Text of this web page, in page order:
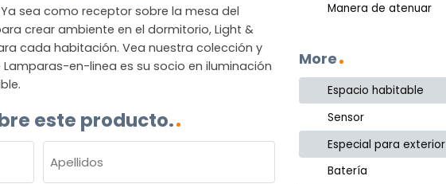
sea como receptor sobre la mesa del
crear ambiente en el dormitorio, Light &
cada habitación. Vea nuestra colección y
en-linea es su socio en iluminación
este producto.
Manera de atenuar
More
Espacio habitable
Sensor
Especial para exterior
Batería